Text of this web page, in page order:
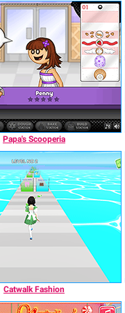
Papa's Scooperia
Catwalk Fashion